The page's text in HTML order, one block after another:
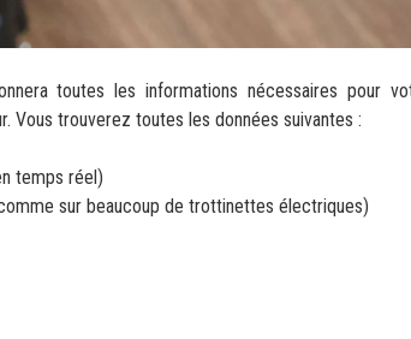
toutes les informations nécessaires pour
Vous trouverez toutes les données suivantes :
temps réel)
sur beaucoup de trottinettes électriques)